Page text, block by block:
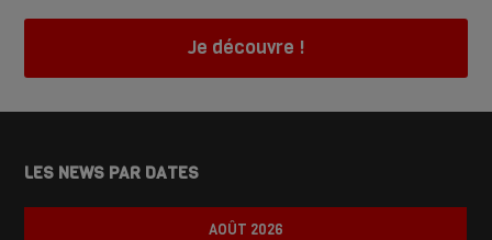
Je découvre !
LES NEWS PAR DATES
AOÛT 2026